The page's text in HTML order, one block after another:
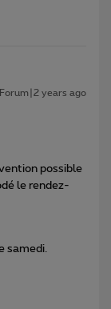
years ago
possible
le rendez-
samedi.